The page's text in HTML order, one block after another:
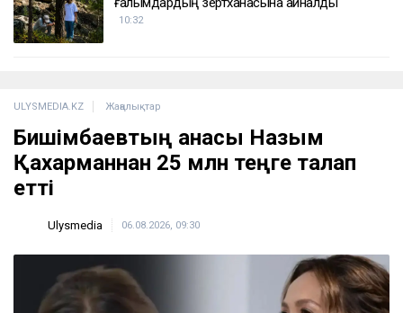
ҚАЗІР ОҚЫЛЫП ЖАТЫР
Рақышев миллиондаған шығынға байланысты
дивиденд ала алмайды
бір қылмыстық топ ұсталды
11:14